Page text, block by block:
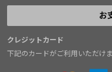
お
クレジットカード
下記のカードがご利用いただけま